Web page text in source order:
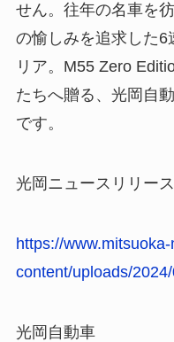
せん。往年の名車を
の愉しみを追求した6
リア。M55 Zero
たちへ贈る、光岡自
です。
光岡ニュースリリース
https://
content/uploads/
光岡自動車